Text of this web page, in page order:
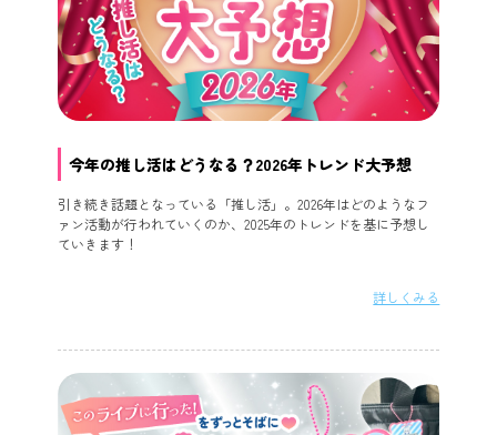
今年の推し活はどうなる？2026年トレンド大予想
引き続き話題となっている「推し活」。2026年はどのようなフ
ァン活動が行われていくのか、2025年のトレンドを基に予想し
ていきます！
詳しくみる